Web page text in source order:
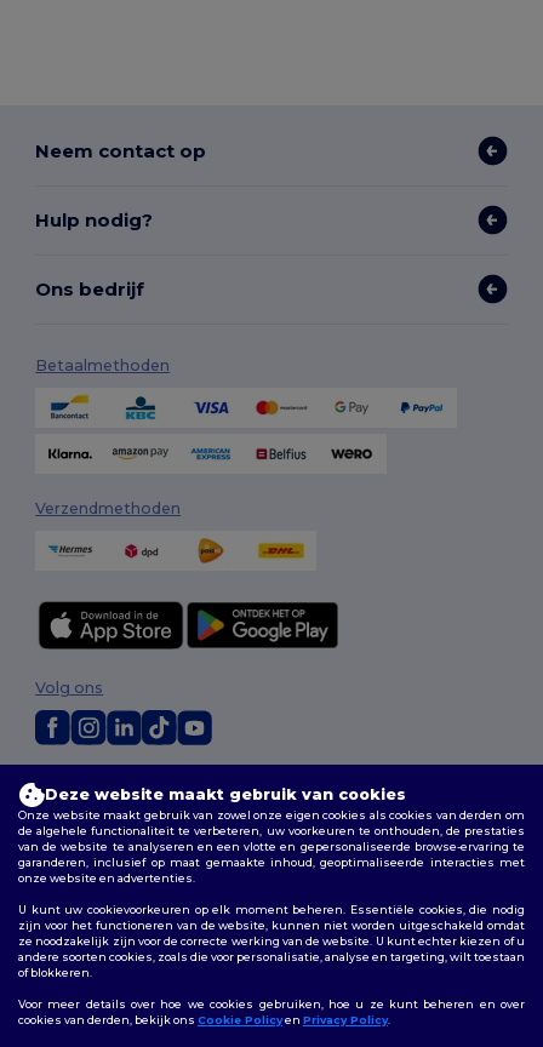
Neem contact op
Hulp nodig?
Ons bedrijf
Betaalmethoden
Verzendmethoden
Algemene voorwaarden|Aanpassingsbeleid|Privacybeleid
Cookiebeleid|Sitemap
Volg ons
Bruxelles |Anvers |Mortsel
Deze website maakt gebruik van cookies
Onze website maakt gebruik van zowel onze eigen cookies als cookies van derden om
de algehele functionaliteit te verbeteren, uw voorkeuren te onthouden, de prestaties
van de website te analyseren en een vlotte en gepersonaliseerde browse-ervaring te
garanderen, inclusief op maat gemaakte inhoud, geoptimaliseerde interacties met
onze website en advertenties.
U kunt uw cookievoorkeuren op elk moment beheren. Essentiële cookies, die nodig
zijn voor het functioneren van de website, kunnen niet worden uitgeschakeld omdat
ze noodzakelijk zijn voor de correcte werking van de website. U kunt echter kiezen of u
andere soorten cookies, zoals die voor personalisatie, analyse en targeting, wilt toestaan
of blokkeren.
Voor meer details over hoe we cookies gebruiken, hoe u ze kunt beheren en over
cookies van derden, bekijk ons Cookie Policyen Privacy Policy.